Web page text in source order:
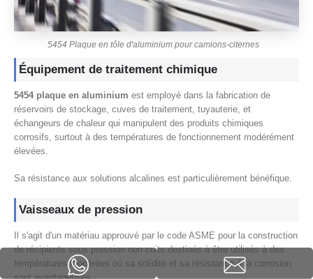
5454 Plaque en tôle d'aluminium pour camions-citernes
Équipement de traitement chimique
5454 plaque en aluminium est employé dans la fabrication de
réservoirs de stockage, cuves de traitement, tuyauterie, et
échangeurs de chaleur qui manipulent des produits chimiques
corrosifs, surtout à des températures de fonctionnement modérément
élevées.
Sa résistance aux solutions alcalines est particulièrement bénéfique.
Vaisseaux de pression
Il s'agit d'un matériau approuvé par le code ASME pour la construction
de récipients sous pression non cuits destinés à être utilisés à des
températures modérées où sa solidité et sa résistance à la corrosion